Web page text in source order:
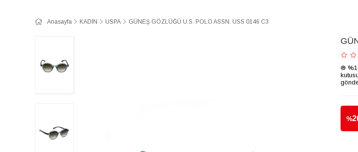
Anasayfa KADIN USPA GÜNEŞ GÖZLÜĞÜ U.S. POLO ASSN. USS 0146 C3
®
%